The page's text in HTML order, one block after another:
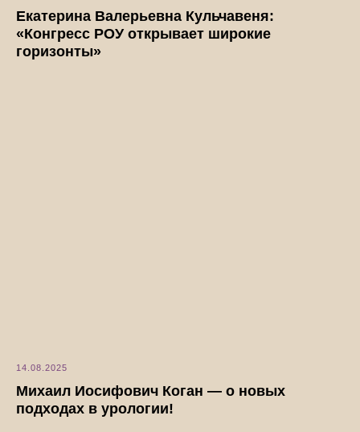
Екатерина Валерьевна Кульчавеня:
«Конгресс РОУ открывает широкие
горизонты»
14.08.2025
Михаил Иосифович Коган — о новых
подходах в урологии!